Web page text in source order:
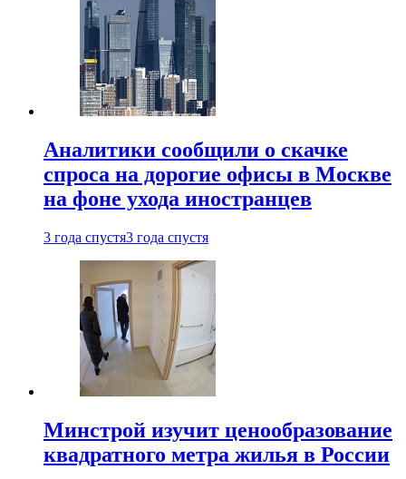
Аналитики сообщили о скачке
спроса на дорогие офисы в Москве
на фоне ухода иностранцев
3 года спустя3 года спустя
Минстрой изучит ценообразование
квадратного метра жилья в России